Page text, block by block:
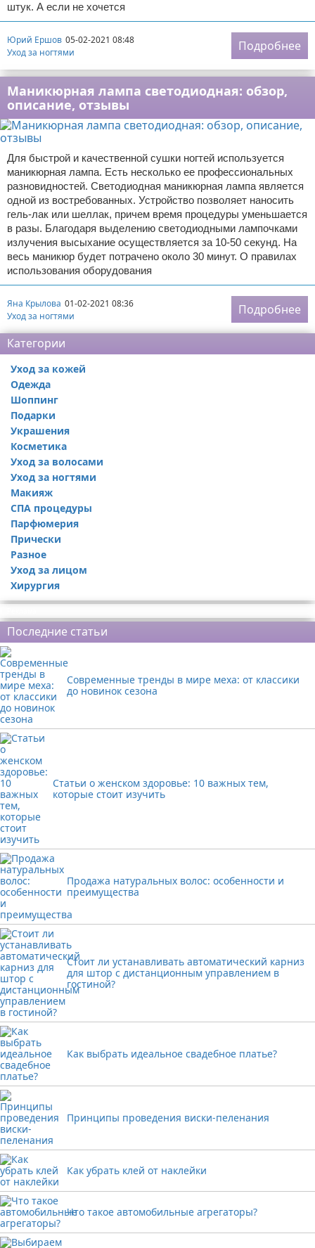
штук. А если не хочется
Юрий Ершов 05-02-2021 08:48
Уход за ногтями
Подробнее
Маникюрная лампа светодиодная: обзор,
описание, отзывы
Для быстрой и качественной сушки ногтей используется
маникюрная лампа. Есть несколько ее профессиональных
разновидностей. Светодиодная маникюрная лампа является
одной из востребованных. Устройство позволяет наносить
гель-лак или шеллак, причем время процедуры уменьшается
в разы. Благодаря выделению светодиодными лампочками
излучения высыхание осуществляется за 10-50 секунд. На
весь маникюр будет потрачено около 30 минут. О правилах
использования оборудования
Яна Крылова 01-02-2021 08:36
Уход за ногтями
Подробнее
Категории
Уход за кожей
Одежда
Шоппинг
Подарки
Украшения
Косметика
Уход за волосами
Уход за ногтями
Макияж
СПА процедуры
Парфюмерия
Прически
Разное
Уход за лицом
Хирургия
Последние статьи
Современные тренды в мире меха: от классики
до новинок сезона
Статьи о женском здоровье: 10 важных тем,
которые стоит изучить
Продажа натуральных волос: особенности и
преимущества
Стоит ли устанавливать автоматический карниз
для штор с дистанционным управлением в
гостиной?
Как выбрать идеальное свадебное платье?
Принципы проведения виски-пеленания
Как убрать клей от наклейки
Что такое автомобильные агрегаторы?